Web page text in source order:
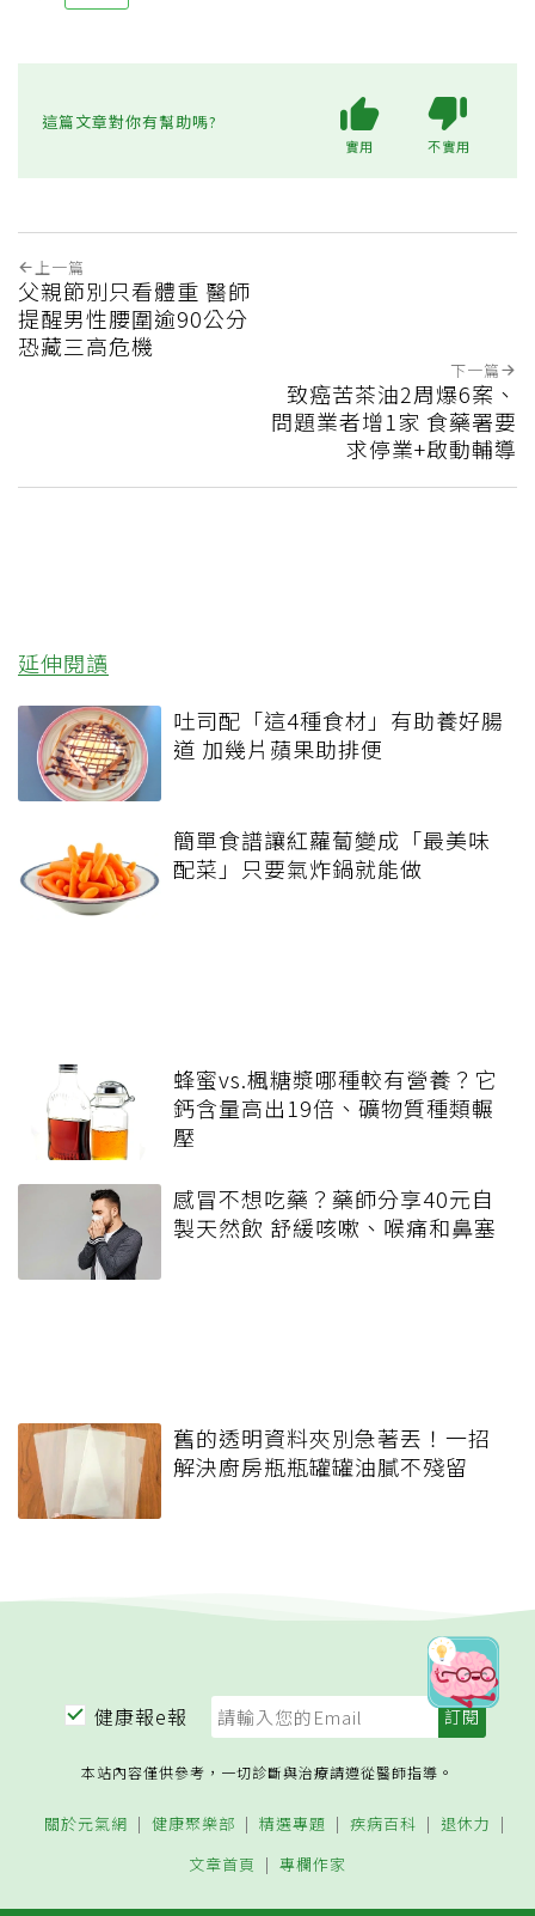
這篇文章對你有幫助嗎?
實用 不實用
上一篇
父親節別只看體重 醫師
提醒男性腰圍逾90公分
恐藏三高危機
下一篇
致癌苦茶油2周爆6案、
問題業者增1家 食藥署要
求停業+啟動輔導
延伸閱讀
吐司配「這4種食材」有助養好腸
道 加幾片蘋果助排便
簡單食譜讓紅蘿蔔變成「最美味
配菜」只要氣炸鍋就能做
蜂蜜vs.楓糖漿哪種較有營養？它
鈣含量高出19倍、礦物質種類輾
壓
感冒不想吃藥？藥師分享40元自
製天然飲 舒緩咳嗽、喉痛和鼻塞
舊的透明資料夾別急著丟！一招
解決廚房瓶瓶罐罐油膩不殘留
健康報e報
本站內容僅供參考，一切診斷與治療請遵從醫師指導。
關於元氣網 健康聚樂部 精選專題 疾病百科
退休力
文章首頁
專欄作家